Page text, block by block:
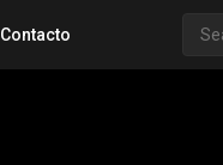
Contacto